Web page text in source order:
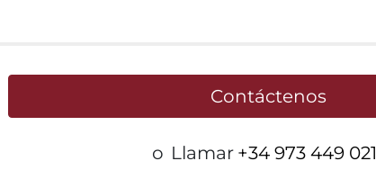
Contáctenos
o Llamar +34 973 449 021